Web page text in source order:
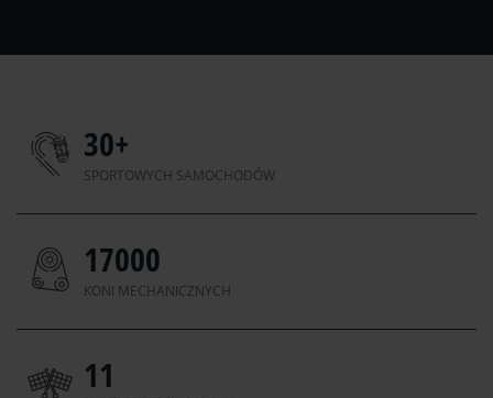
30+
SPORTOWYCH SAMOCHODÓW
17000
KONI MECHANICZNYCH
11